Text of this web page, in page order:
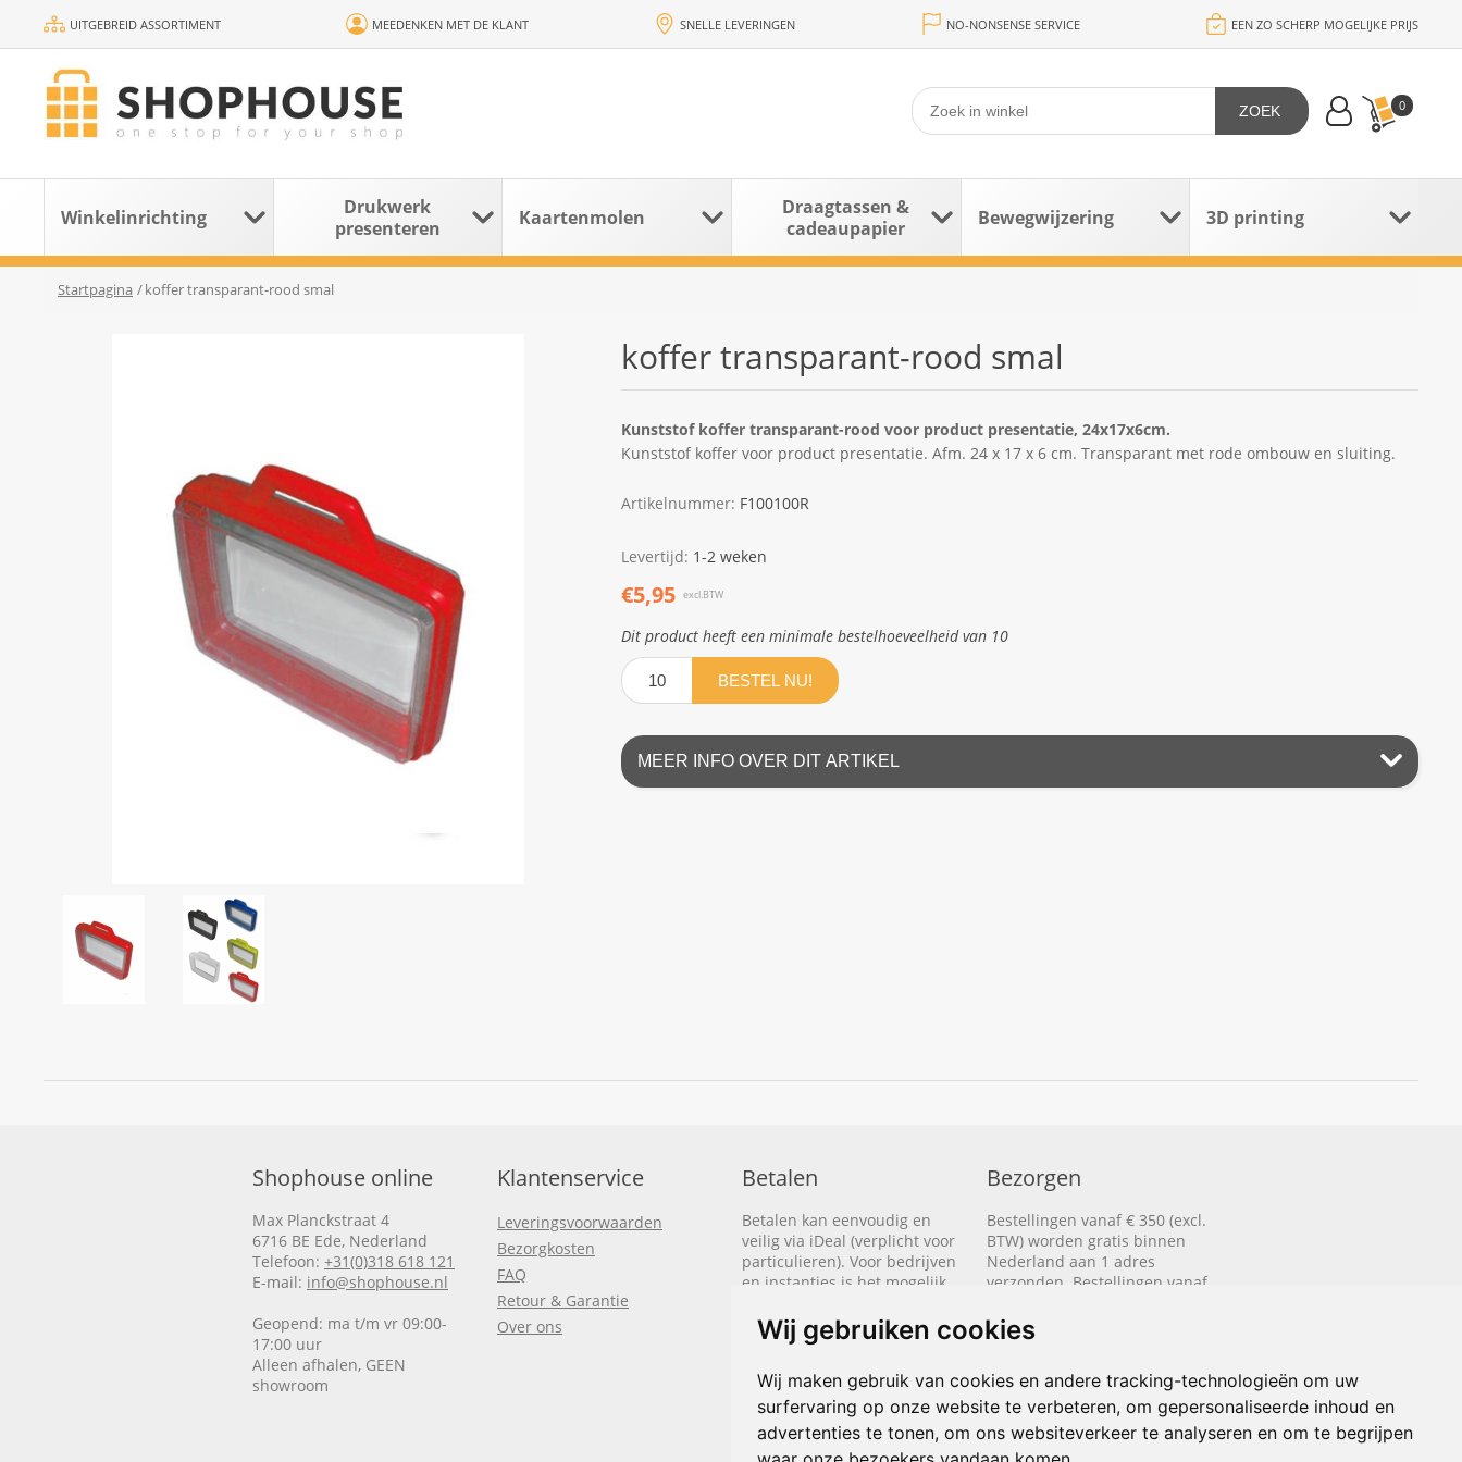
Wij gebruiken cookies
Wij maken gebruik van cookies en andere tracking-technologieën om uw
surfervaring op onze website te verbeteren, om gepersonaliseerde inhoud en
advertenties te tonen, om ons websiteverkeer te analyseren en om te begrijpen
UITGEBREID ASSORTIMENT MEEDENKEN MET DE KLANT SNELLE LEVERINGEN NO-NONSENSE SERVICE EEN ZO SCHERP MOGELIJKE PRIJS
0
ZOEK
Winkelinrichting
Drukwerk
presenteren
Kaartenmolen
Draagtassen &
cadeaupapier
Bewegwijzering 3D printing
Startpagina /koffer transparant-rood smal
koffer transparant-rood smal
Kunststof koffer transparant-rood voor product presentatie, 24x17x6cm.
Kunststof koffer voor product presentatie. Afm. 24 x 17 x 6 cm. Transparant met rode ombouw en sluiting.
Artikelnummer: F100100R
Levertijd: 1-2 weken
€5,95 excl.BTW
Dit product heeft een minimale bestelhoeveelheid van 10
BESTEL NU!
MEER INFO OVER DIT ARTIKEL
Shophouse online
Max Planckstraat 4
6716 BE Ede, Nederland
Telefoon: +31(0)318 618 121
E-mail: info@shophouse.nl
Geopend: ma t/m vr 09:00-
17:00 uur
Alleen afhalen, GEEN
showroom
Klantenservice
Leveringsvoorwaarden
Bezorgkosten
FAQ
Retour & Garantie
Over ons
Betalen
Betalen kan eenvoudig en
veilig via iDeal (verplicht voor
particulieren). Voor bedrijven
en instanties is het mogelijk
We sturen je dan een factuur
nadat de bestelling is
Klik hier om meer te lezen of
bel+31(0)318 618 121
Bezorgen
Bestellingen vanaf € 350 (excl.
BTW) worden gratis binnen
Nederland aan 1 adres
verzonden. Bestellingen vanaf
gratis naar België aan 1 adres
verzonden.
Lees hier hoe het bezorgen
werkt.